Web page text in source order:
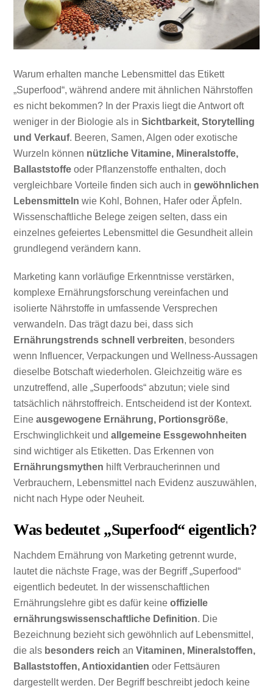
Warum erhalten manche Lebensmittel das Etikett
„Superfood“, während andere mit ähnlichen Nährstoffen
es nicht bekommen? In der Praxis liegt die Antwort oft
weniger in der Biologie als inSichtbarkeit, Storytelling
und Verkauf. Beeren, Samen, Algen oder exotische
Wurzeln können nützliche Vitamine, Mineralstoffe,
Ballaststoffe oder Pflanzenstoffe enthalten, doch
vergleichbare Vorteile finden sich auch ingewöhnlichen
Lebensmitteln wie Kohl, Bohnen, Hafer oder Äpfeln.
Wissenschaftliche Belege zeigen selten, dass ein
einzelnes gefeiertes Lebensmittel die Gesundheit allein
grundlegend verändern kann.
Marketing kann vorläufige Erkenntnisse verstärken,
komplexe Ernährungsforschung vereinfachen und
isolierte Nährstoffe in umfassende Versprechen
verwandeln. Das trägt dazu bei, dass sich
Ernährungstrends schnell verbreiten, besonders
wenn Influencer, Verpackungen und Wellness-Aussagen
dieselbe Botschaft wiederholen. Gleichzeitig wäre es
unzutreffend, alle „Superfoods“ abzutun; viele sind
tatsächlich nährstoffreich. Entscheidend ist der Kontext.
Eineausgewogene Ernährung, Portionsgröße,
Erschwinglichkeit undallgemeine Essgewohnheiten
sind wichtiger als Etiketten. Das Erkennen von
Ernährungsmythen hilft Verbraucherinnen und
Verbrauchern, Lebensmittel nach Evidenz auszuwählen,
nicht nach Hype oder Neuheit.
Was bedeutet „Superfood“ eigentlich?
Nachdem Ernährung von Marketing getrennt wurde,
lautet die nächste Frage, was der Begriff „Superfood“
eigentlich bedeutet. In der wissenschaftlichen
Ernährungslehre gibt es dafür keineoffizielle
ernährungswissenschaftliche Definition. Die
Bezeichnung bezieht sich gewöhnlich auf Lebensmittel,
die als besonders reich anVitaminen, Mineralstoffen,
Ballaststoffen, Antioxidantien oder Fettsäuren
dargestellt werden. Der Begriff beschreibt jedoch keine